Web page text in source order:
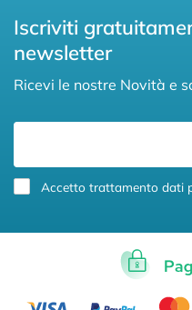
Iscriviti
newsletter
Ricevi le nostre Novità e
Accetto trattamento dati